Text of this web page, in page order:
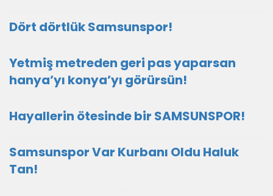
Dört dörtlük Samsunspor!
Yetmiş metreden geri pas yaparsan
hanya’yı konya’yı görürsün!
Hayallerin ötesinde bir SAMSUNSPOR!
Samsunspor Var Kurbanı Oldu Haluk
Tan!